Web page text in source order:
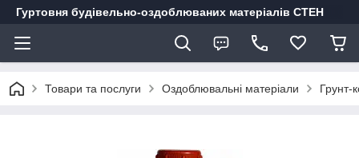
Гуртовня будівельно-оздоблюваних матеріалів СТЕН
Товари та послуги Оздоблювальні матеріали Грунт-